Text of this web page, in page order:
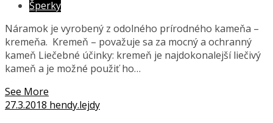
Šperky
Náramok je vyrobený z odolného prírodného kameňa –
kremeňa. Kremeň – považuje sa za mocný a ochranný
kameň Liečebné účinky: kremeň je najdokonalejší liečivý
kameň a je možné použiť ho…
See More
27.3.2018 hendy.lejdy